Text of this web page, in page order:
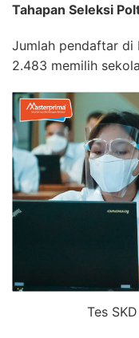
Tahapan Seleksi
Jumlah pendaftar di
2.483 memilih
Tes